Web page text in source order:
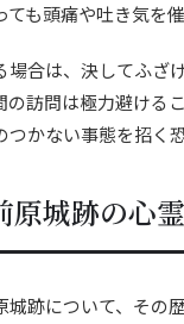
も頭痛や吐き気を
場合は、決してふざ
の訪問は極力避ける
かない事態を招く
原城跡の心
城跡について、その